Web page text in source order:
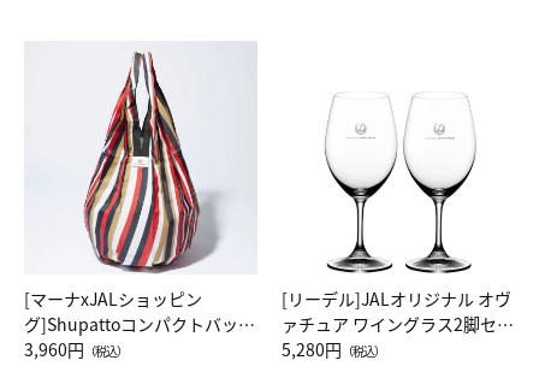
[マーナxJALショッピン
グ]Shupattoコンパクトバッグ
Drop JAL客室乗務員（LC）ス
3,960円 （税込）
[リーデル]JALオリジナル オヴ
ァチュア ワイングラス2脚セッ
ト（レッドワイン）
5,280円 （税込）